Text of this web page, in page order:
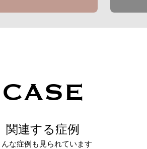
CASE
関連する症例
んな症例も見られています